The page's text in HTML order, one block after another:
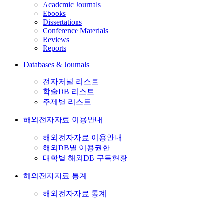
Academic Journals
Ebooks
Dissertations
Conference Materials
Reviews
Reports
Databases & Journals
전자저널 리스트
학술DB 리스트
주제별 리스트
해외전자자료 이용안내
해외전자자료 이용안내
해외DB별 이용권한
대학별 해외DB 구독현황
해외전자자료 통계
해외전자자료 통계